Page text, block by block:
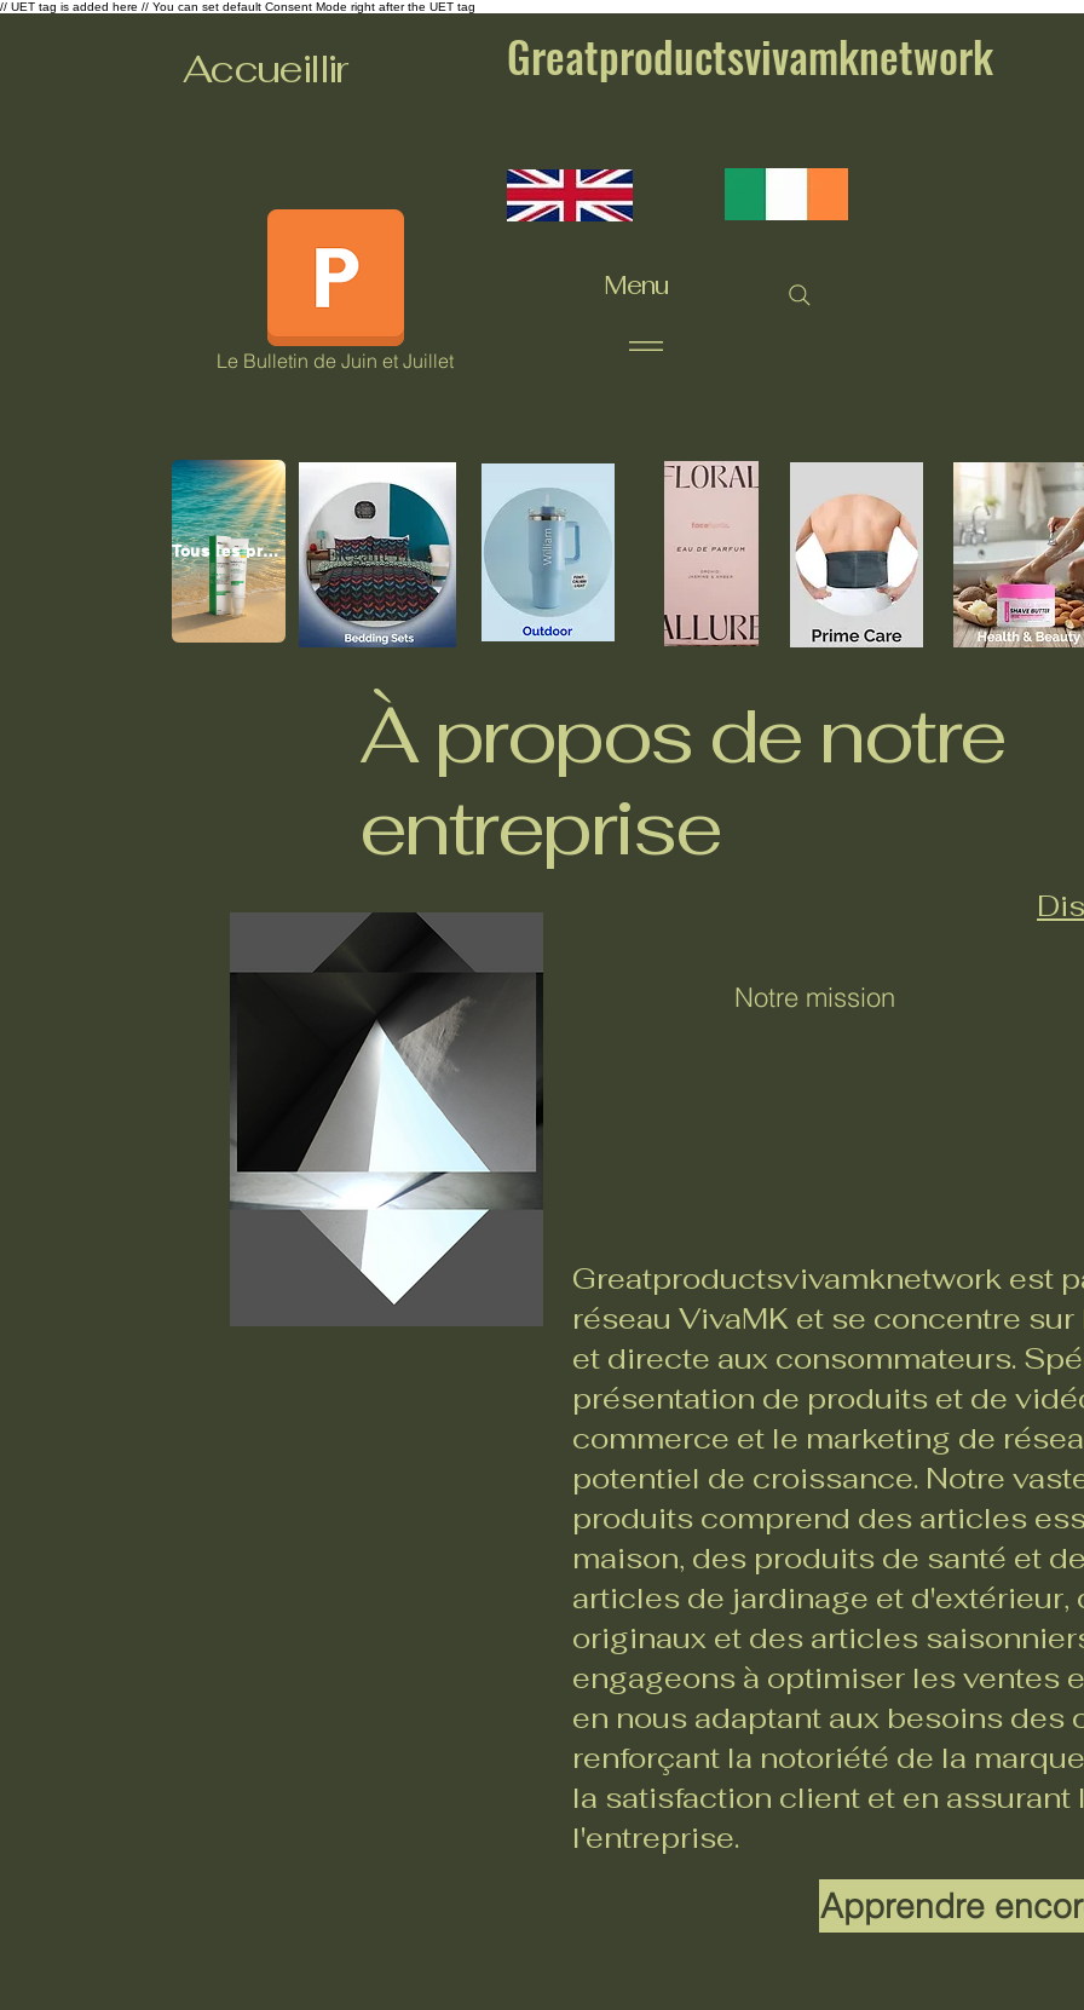
// UET tag is added here // You can set default Consent Mode right after the UET tag
Accueillir
Le Bulletin de Juin et Juillet
Greatproductsvivamknetwork
Menu
Tous les produits
À propos de notre
entreprise
Notre mission
Greatproductsvivamknetwork est
réseau VivaMK et se concentre
et directe aux consommateurs.
présentation de produits et de
commerce et le marketing de
potentiel de croissance. Notre
produits comprend des articles
maison, des produits de santé et
articles de jardinage et d'extérieur,
originaux et des articles
engageons à optimiser les ventes
en nous adaptant aux besoins des
renforçant la notoriété de la
la satisfaction client et en assurant
l'entreprise.
Apprendre